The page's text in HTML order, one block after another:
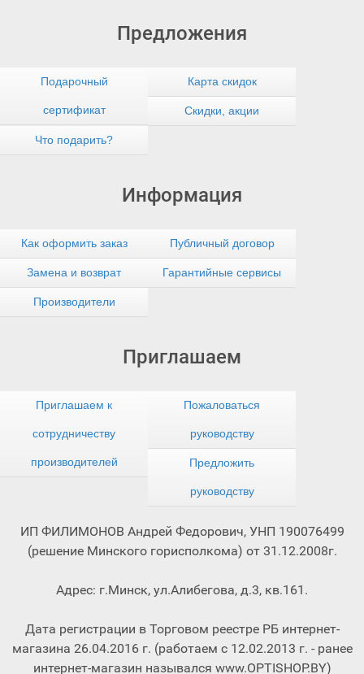
Предложения
Подарочный
сертификат
Карта скидок
Скидки, акции
Что подарить?
Информация
Как оформить заказ Публичный договор
Замена и возврат Гарантийные сервисы
Производители
Приглашаем
Приглашаем к
сотрудничеству
производителей
Пожаловаться
руководству
Предложить
руководству
ИП ФИЛИМОНОВ Андрей Федорович, УНП 190076499
(решение Минского горисполкома) от 31.12.2008г.
Адрес: г.Минск, ул.Алибегова, д.3, кв.161.
Дата регистрации в Торговом реестре РБ интернет-
магазина 26.04.2016 г. (работаем с 12.02.2013 г. - ранее
интернет-магазин назывался www.OPTISHOP.BY)